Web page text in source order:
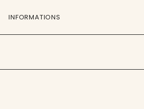
INFORMATIONS